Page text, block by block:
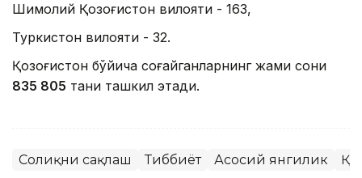
Шимолий Қозоғистон вилояти - 163,
Туркистон вилояти - 32.
Қозоғистон бўйича соғайганларнинг жами сони
835 805 тани ташкил этади.
Соғлиқни сақлаш Тиббиёт Асосий янгилик ҚР